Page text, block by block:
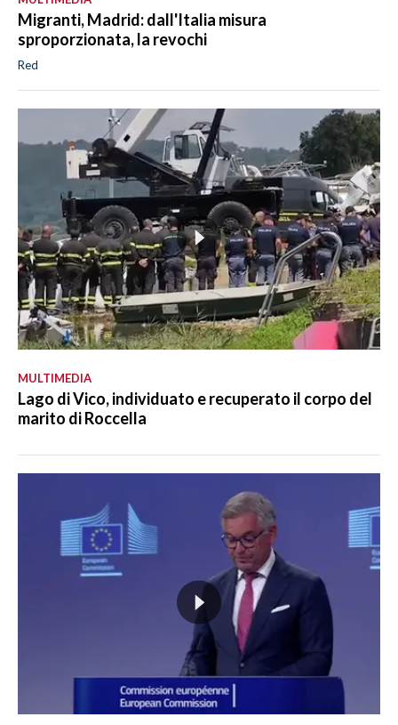
Migranti, Madrid: dall'Italia misura
sproporzionata, la revochi
Red
MULTIMEDIA
Lago di Vico, individuato e recuperato il corpo del
marito di Roccella